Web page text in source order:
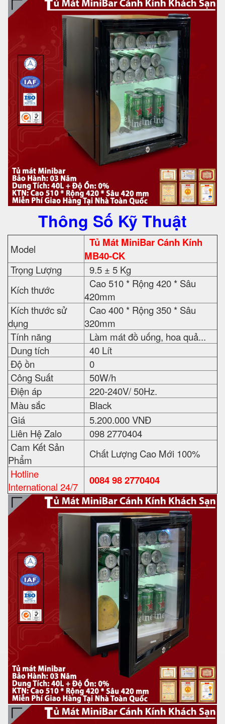
Thông Số Kỹ Thuật
Model
Tủ Mát MiniBar Cánh Kính
MB40-CK
Trọng Lượng
9.5 ± 5 Kg
Kích thước
Cao 510 * Rộng 420 * Sâu
420mm
Kích thước sử
dụng
Cao 400 * Rộng 350 * Sâu
320mm
Tính năng
Làm mát đồ uống, hoa quả...
Dung tích
40 Lít
Độ ồn
0
Công Suất
50W/h
Điện áp
220-240V/ 50Hz.
Màu sắc
Black
Giá
5.200.000 VNĐ
Liên Hệ Zalo
098 2770404
Cam Kết Sản
Phẩm
Chất Lượng Cao Mới 100%
Hotline
International 24/7
0084 98 2770404